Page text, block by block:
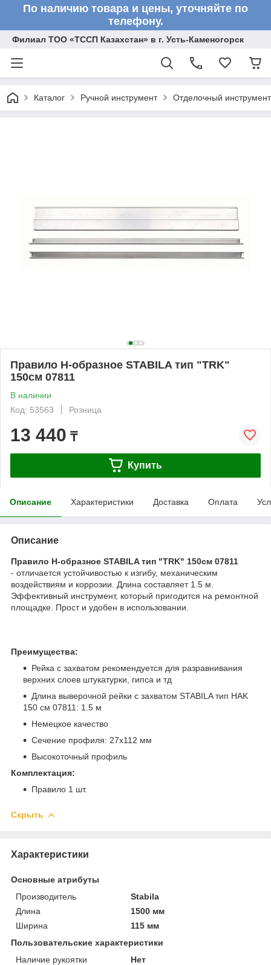
По наличию товара и цены, уточняйте по
телефону.
Филиал ТОО «ТССП Казахстан» в г. Усть-Каменогорск
Каталог Ручной инструмент Отделочный инструмент
Правило Н-образное STABILA тип "TRK"
150см 07811
В наличии
Код: 53563
Розница
13 440 ₸
Купить
Описание Характеристики Доставка Оплата
Описание
Правило Н-образное STABILA тип "TRK" 150см 07811
- отличается устойчивостью к изгибу, механическим
воздействиям и коррозии. Длина составляет 1.5 м.
Эффективный инструмент, который пригодится на ремонтной
площадке. Прост и удобен в использовании.
Преимущества:
Рейка с захватом рекомендуется для разравнивания
верхних слоев штукатурки, гипса и тд
Длина выверочной рейки с захватом STABILA тип HAK
150 см 07811: 1.5 м
Немецкое качество
Сечение профиля: 27х112 мм
Высокоточный профиль
Комплектация:
Правило 1 шт.
Скрыть
Характеристики
Основные атрибуты
Производитель
Stabila
Длина
1500 мм
Ширина
115 мм
Пользовательские характеристики
Наличие рукоятки
Нет